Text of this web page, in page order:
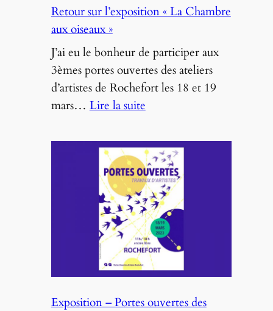
–
Sept.
2023
Retour sur l’exposition « La Chambre
aux oiseaux »
J’ai eu le bonheur de participer aux
3èmes portes ouvertes des ateliers
d’artistes de Rochefort les 18 et 19
mars…Lire la suite:
sur
l’exposition
« La
Chambre
aux
oiseaux »
Exposition – Portes ouvertes des